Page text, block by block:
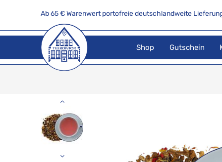
Ab 65 € Warenwert portofreie deutschlandweite
Shop Gutschein